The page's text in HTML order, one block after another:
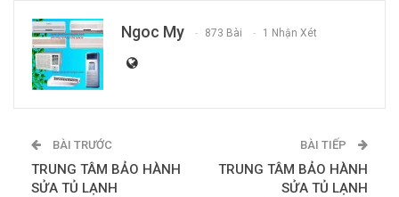
Ngoc My 873 Bài 1 Nhận Xét
BÀI TRƯỚC
TRUNG TÂM BẢO HÀNH
SỬA TỦ LẠNH
BÀI TIẾP
TRUNG TÂM BẢO HÀNH
SỬA TỦ LẠNH